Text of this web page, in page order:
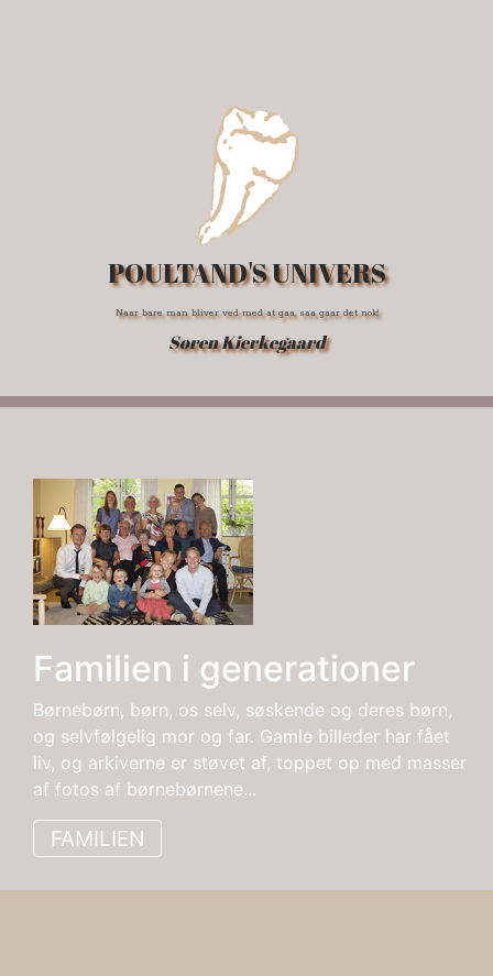
POULTAND'S UNIVERS
Naar bare man bliver ved med at gaa, saa gaar det nok!
Søren Kierkegaard
Familien i generationer
Børnebørn, børn, os selv, søskende og deres børn,
og selvfølgelig mor og far. Gamle billeder har fået
liv, og arkiverne er støvet af, toppet op med masser
af fotos af børnebørnene...
FAMILIEN